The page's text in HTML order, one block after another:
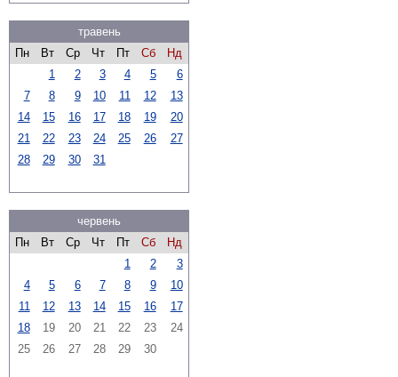
травень
Пн
Вт Ср Чт Пт Сб
Нд
1
2 3 4 5
6
7
8 9 10 11 12
13
14
15 16 17 18 19
20
21
22 23 24 25 26
27
28
29 30 31
червень
Пн
Вт Ср Чт Пт Сб
Нд
1
2
3
4
5 6 7 8 9
10
11
12 13 14 15 16
17
18
19 20 21 22 23
24
25
26 27 28 29 30